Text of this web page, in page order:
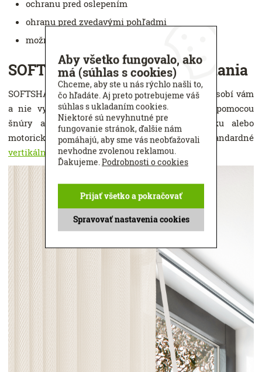
ochranu pred oslepením
ohranu pred zvedavými pohľadmi
možnosť zatemnenia (podľa typu látky).
SOFTSHADE a možnosti ovládania
SOFTSHADE - dokonalé tienenie, ktoré sa prispôsobí vám
a nie vy jemu. Môžete ho ovládať manuálne pomocou
šnúry a retiazky alebo potiahnutím za tyčku alebo
motoricky. Presne tak ako môžete ovládať štandardné
vertikálne žalúzie.
Aby všetko fungovalo, ako
má (súhlas s cookies)
Chceme, aby ste u nás rýchlo našli to,
čo hľadáte. Aj preto potrebujeme váš
súhlas s ukladaním cookies.
Niektoré sú nevyhnutné pre
fungovanie stránok, ďalšie nám
pomáhajú, aby sme vás neobťažovali
nevhodne zvolenou reklamou.
Ďakujeme.Podrobnosti o cookies
Spravovať nastavenia cookies
Prijať všetko a pokračovať